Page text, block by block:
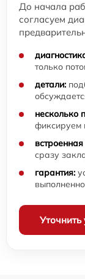
До начала
согласуем
только
детали:
несколько
фиксируем
сразу
гарантия:
Уточнить